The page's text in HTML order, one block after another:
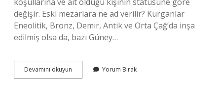
değişir. Eski mezarlara ne ad verilir? Kurganlar
Eneolitik, Bronz, Demir, Antik ve Orta Çağ’da inşa
edilmiş olsa da, bazı Güney…
Devamını okuyun
Mezarlara
Yorum Bırak